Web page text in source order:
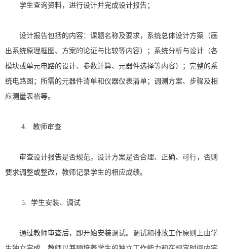
学生查询资料，进行设计并完成设计报告；
设计报告包括的内容：课题名称及要求，系统总体设计方案（画
出系统原理框图、方案的论证与比较等内容）；系统分析与设计（各
模块或单元电路的设计、参数计算、元器件选择等内容）；完整的系
统电路图；所需的元器件清单和仪器仪表清单；调测方案、步骤及相
应测量表格等。
4. 教师审查
审查设计报告是否规范，设计方案是否合理、正确、可行，否则
要求调整或整改，教师记录学生的相应成绩。
5. 学生安装、调试
通过教师审查后，即开始安装调试。调试和排故工作原则上由学